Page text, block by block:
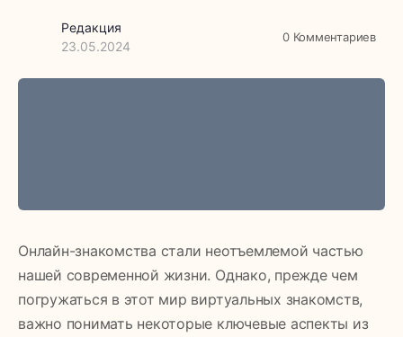
Редакция
23.05.2024
0 Комментариев
Онлайн-знакомства стали неотъемлемой частью
нашей современной жизни. Однако, прежде чем
погружаться в этот мир виртуальных знакомств,
важно понимать некоторые ключевые аспекты из